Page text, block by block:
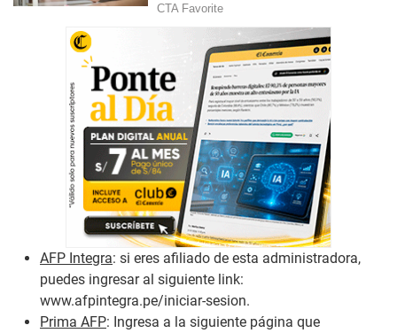
AFP Integra: si eres afiliado de esta administradora,
puedes ingresar al siguiente link:
www.afpintegra.pe/iniciar-sesion.
Prima AFP: Ingresa a la siguiente página que